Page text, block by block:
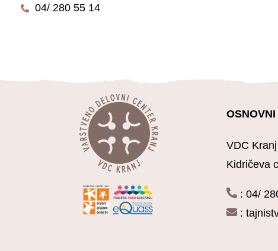
04/ 280 55 14
VDC Kranj
Kidričeva
: 04/
: